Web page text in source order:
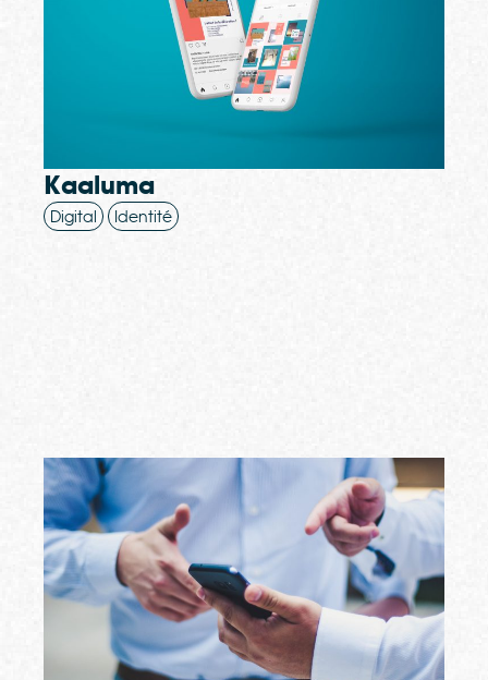
Kaaluma
Digital Identité